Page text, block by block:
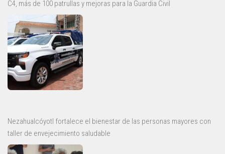
C4, más de 100 patrullas y mejoras para la Guardia Civil
Nezahualcóyotl fortalece el bienestar de las personas mayores con
taller de envejecimiento saludable